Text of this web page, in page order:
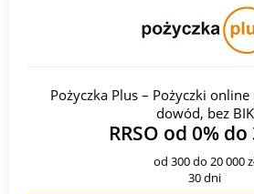
Pożyczka Plus – Pożyczki
dowód, bez BIK
RRSO od 0% do
od 300 do 20 000
30 dni